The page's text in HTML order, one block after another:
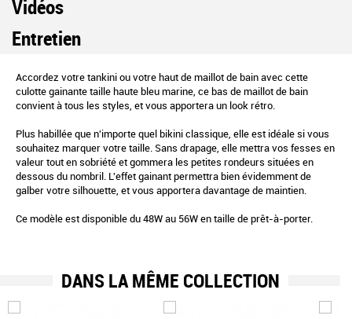
Vidéos
Entretien
Accordez votre tankini ou votre haut de maillot de bain avec cette
culotte gainante taille haute bleu marine, ce bas de maillot de bain
convient à tous les styles, et vous apportera un look rétro.
Plus habillée que n'importe quel bikini classique, elle est idéale si vous
souhaitez marquer votre taille. Sans drapage, elle mettra vos fesses en
valeur tout en sobriété et gommera les petites rondeurs situées en
dessous du nombril. L'effet gainant permettra bien évidemment de
galber votre silhouette, et vous apportera davantage de maintien.
Ce modèle est disponible du 48W au 56W en taille de prêt-à-porter.
DANS LA MÊME COLLECTION